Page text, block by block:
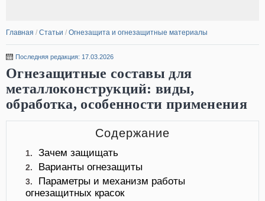
Главная / Статьи / Огнезащита и огнезащитные материалы
Последняя редакция: 17.03.2026
Огнезащитные составы для
металлоконструкций: виды,
обработка, особенности применения
Содержание
1. Зачем защищать
2. Варианты огнезащиты
3.
Параметры и механизм работы
огнезащитных красок